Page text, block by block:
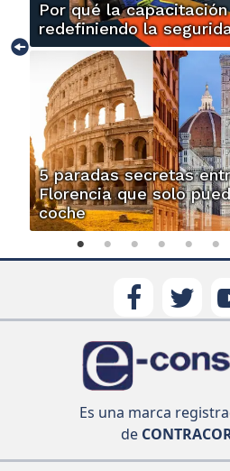
Por qué la
redefiniendo la
5 paradas secretas
Florencia que solo
coche
Es una marca
de